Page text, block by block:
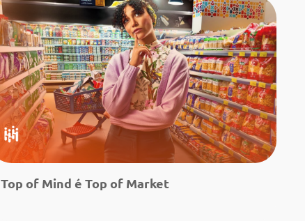
Top of Mind é Top of Market